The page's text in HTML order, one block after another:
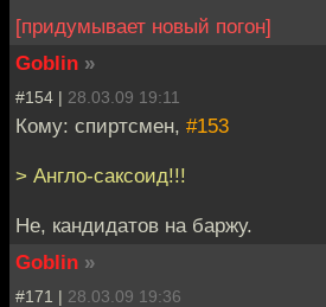
[придумывает новый погон]
Goblin »
#154 | 28.03.09 19:11
Кому: спиртсмен, #153
> Англо-саксоид!!!
Не, кандидатов на баржу.
Goblin »
#171 | 28.03.09 19:36